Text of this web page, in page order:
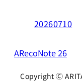
20260710
ARecoNote 26
Copyright Ⓒ